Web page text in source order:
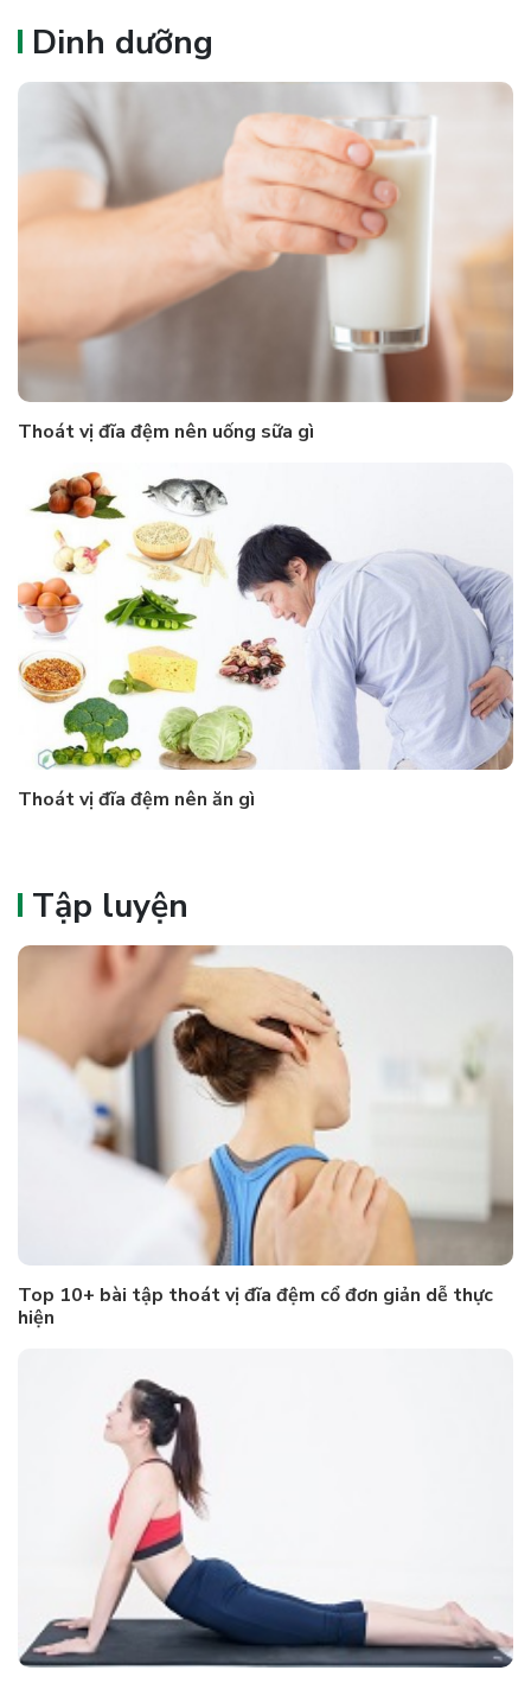
Dinh dưỡng
Thoát vị đĩa đệm nên uống sữa gì
Thoát vị đĩa đệm nên ăn gì
Tập luyện
Top 10+ bài tập thoát vị đĩa đệm cổ đơn giản dễ thực
hiện